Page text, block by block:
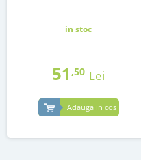
in stoc
51 ,50 Lei
Adauga in cos